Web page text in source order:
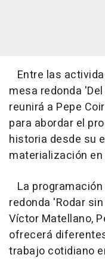
Entre las
mesa redonda
reunirá a Pepe
para abordar el
historia desde su
materialización
La
redonda 'Rodar
Víctor Matellano,
ofrecerá
trabajo cotidiano